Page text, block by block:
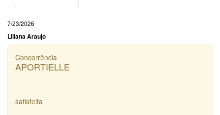
7/23/2026
Liliana Araujo
Concorrência
APORTIELLE
satisfeita